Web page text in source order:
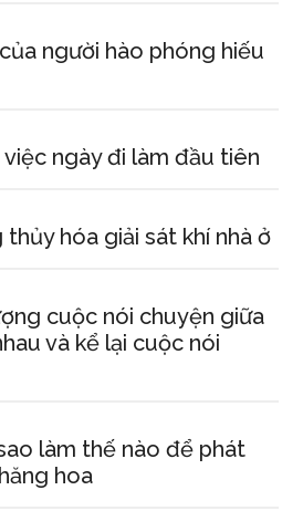
người hào phóng hiếu
việc ngày đi làm đầu tiên
hóa giải sát khí nhà ở
cuộc nói chuyện giữa
và kể lại cuộc nói
làm thế nào để phát
hoa